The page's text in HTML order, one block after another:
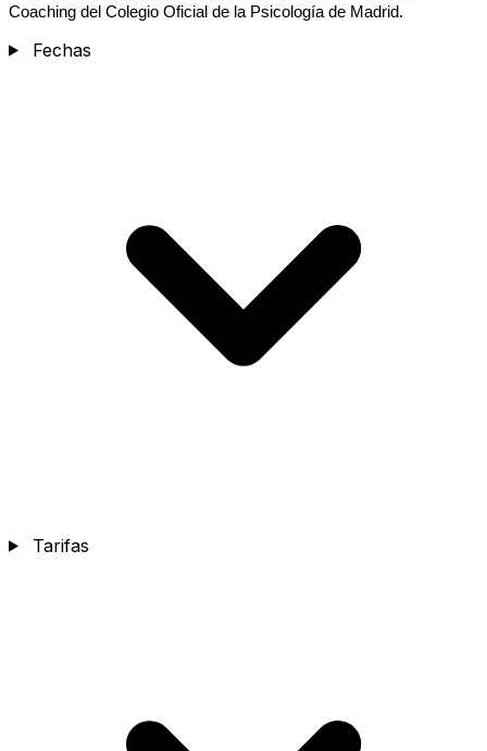
Coaching del Colegio Oficial de la Psicología de Madrid.
Fechas
Tarifas